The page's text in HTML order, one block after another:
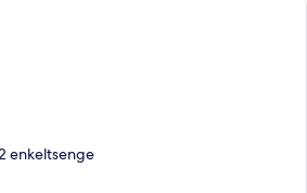
enkeltsenge